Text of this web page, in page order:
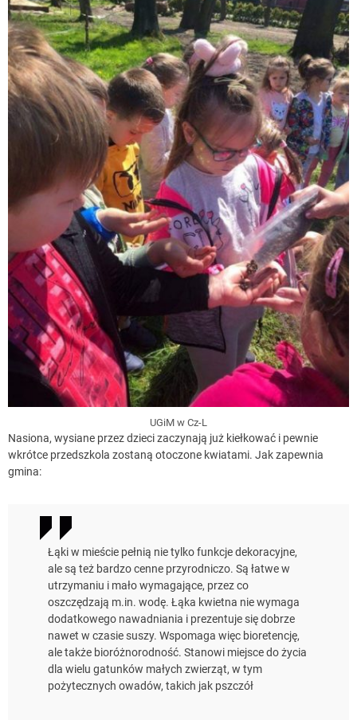
UGiM w Cz-L
Nasiona, wysiane przez dzieci zaczynają już kiełkować i pewnie
wkrótce przedszkola zostaną otoczone kwiatami. Jak zapewnia
gmina:
Łąki w mieście pełnią nie tylko funkcje dekoracyjne,
ale są też bardzo cenne przyrodniczo. Są łatwe w
utrzymaniu i mało wymagające, przez co
oszczędzają m.in. wodę. Łąka kwietna nie wymaga
dodatkowego nawadniania i prezentuje się dobrze
nawet w czasie suszy. Wspomaga więc bioretencję,
ale także bioróżnorodność. Stanowi miejsce do życia
dla wielu gatunków małych zwierząt, w tym
pożytecznych owadów, takich jak pszczół